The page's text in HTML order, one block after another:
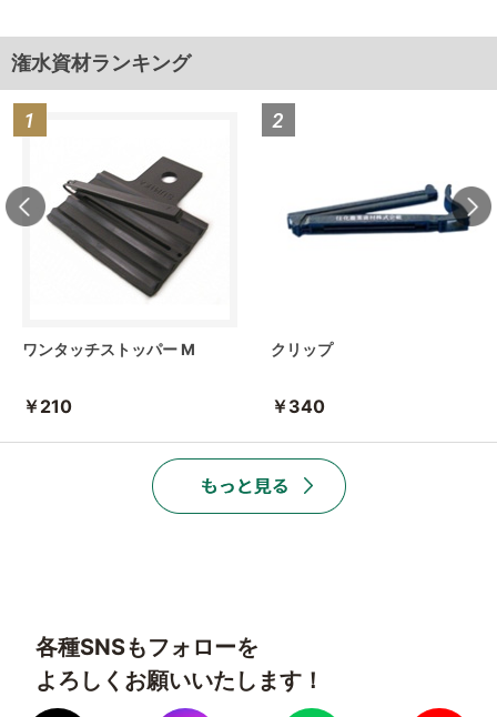
潅水資材ランキング
ワンタッチストッパー M
￥210
クリップ
￥340
各種SNSもフォローを
よろしくお願いいたします！